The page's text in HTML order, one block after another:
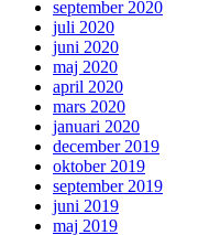
september 2020
juli 2020
juni 2020
maj 2020
april 2020
mars 2020
januari 2020
december 2019
oktober 2019
september 2019
juni 2019
maj 2019